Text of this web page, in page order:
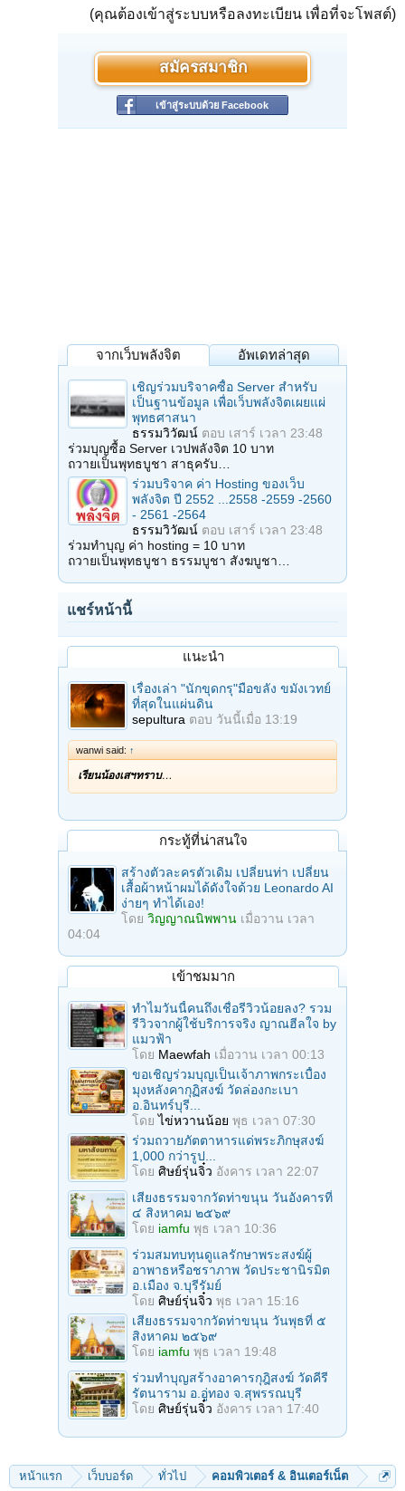
(คุณต้องเข้าสู่ระบบหรือลงทะเบียน เพื่อที่จะโพสต์)
สมัครสมาชิก
เข้าสู่ระบบด้วย Facebook
จากเว็บพลังจิต อัพเดทล่าสุด
เชิญร่วมบริจาคซื้อ Server สำหรับ
เป็นฐานข้อมูล เพื่อเว็บพลังจิตเผยแผ่
พุทธศาสนา
ธรรมวิวัฒน์ ตอบ เสาร์ เวลา 23:48
ร่วมบุญซื้อ Server เวปพลังจิต 10 บาท
ถวายเป็นพุทธบูชา สาธุครับ…
ร่วมบริจาค ค่า Hosting ของเว็บ
พลังจิต ปี 2552 ...2558 -2559 -2560
- 2561 -2564
ธรรมวิวัฒน์ ตอบ เสาร์ เวลา 23:48
ร่วมทำบุญ ค่า hosting = 10 บาท
ถวายเป็นพุทธบูชา ธรรมบูชา สังฆบูชา…
แชร์หน้านี้
แนะนำ
เรื่องเล่า "นักขุดกรุ"มือขลัง ขมังเวทย์
ที่สุดในแผ่นดิน
sepultura ตอบ วันนี้เมื่อ 13:19
wanwi said: ↑
เรียนน้องเสฯทราบ…
กระทู้ที่น่าสนใจ
สร้างตัวละครตัวเดิม เปลี่ยนท่า เปลี่ยน
เสื้อผ้าหน้าผมได้ดังใจด้วย Leonardo AI
ง่ายๆ ทำได้เอง!
โดย วิญญาณนิพพาน เมื่อวาน เวลา
04:04
เข้าชมมาก
ทำไมวันนี้คนถึงเชื่อรีวิวน้อยลง? รวม
รีวิวจากผู้ใช้บริการจริง ญาณฮีลใจ by
แมวฟ้า
โดย Maewfah เมื่อวาน เวลา 00:13
ขอเชิญร่วมบุญเป็นเจ้าภาพกระเบื้อง
มุงหลังคากุฏิสงฆ์ วัดล่องกะเบา
อ.อินทร์บุรี...
โดยไข่หวานน้อย พุธ เวลา 07:30
ร่วมถวายภัตตาหารแด่พระภิกษุสงฆ์
1,000 กว่ารูป...
โดย ศิษย์รุ่นจิ๋ว อังคาร เวลา 22:07
เสียงธรรมจากวัดท่าขนุน วันอังคารที่
๔ สิงหาคม ๒๕๖๙
โดย iamfu พุธ เวลา 10:36
ร่วมสมทบทุนดูแลรักษาพระสงฆ์ผู้
อาพาธหรือชราภาพ วัดประชานิรมิต
อ.เมือง จ.บุรีรัมย์
โดย ศิษย์รุ่นจิ๋ว พุธ เวลา 15:16
เสียงธรรมจากวัดท่าขนุน วันพุธที่ ๕
สิงหาคม ๒๕๖๙
โดย iamfu พุธ เวลา 19:48
ร่วมทำบุญสร้างอาคารกุฎิสงฆ์ วัดคีรี
รัตนาราม อ.อู่ทอง จ.สุพรรณบุรี
โดย ศิษย์รุ่นจิ๋ว อังคาร เวลา 17:40
หน้าแรก เว็บบอร์ด ทั่วไป คอมพิวเตอร์ & อินเตอร์เน็ต